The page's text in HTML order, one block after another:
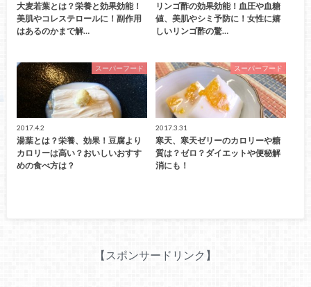
大麦若葉とは？栄養と効果効能！
美肌やコレステロールに！副作用
はあるのかまで解…
リンゴ酢の効果効能！血圧や血糖
値、美肌やシミ予防に！女性に嬉
しいリンゴ酢の驚…
スーパーフード
2017.4.2
湯葉とは？栄養、効果！豆腐より
カロリーは高い？おいしいおすす
めの食べ方は？
スーパーフード
2017.3.31
寒天、寒天ゼリーのカロリーや糖
質は？ゼロ？ダイエットや便秘解
消にも！
【スポンサードリンク】